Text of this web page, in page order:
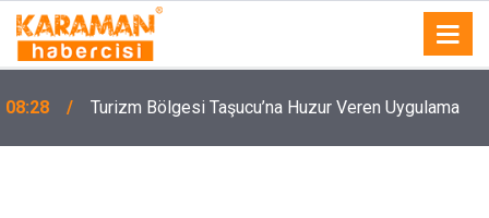
08:28 Turizm Bölgesi Taşucu’na Huzur Veren Uygulama